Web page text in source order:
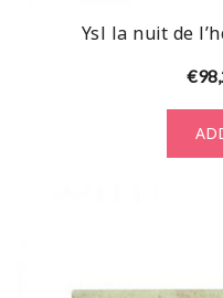
Ysl la nuit de
€